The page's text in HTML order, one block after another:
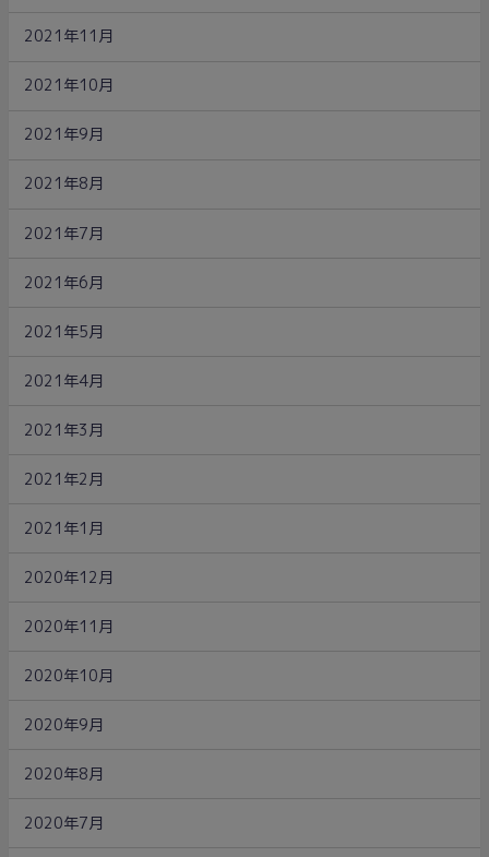
2021年11月
2021年10月
2021年9月
2021年8月
2021年7月
2021年6月
2021年5月
2021年4月
2021年3月
2021年2月
2021年1月
2020年12月
2020年11月
2020年10月
2020年9月
2020年8月
2020年7月